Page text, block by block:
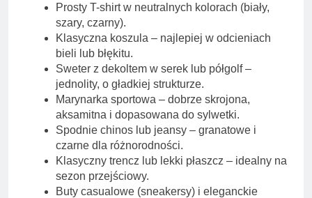
Prosty T-shirt w neutralnych kolorach (biały,
szary, czarny).
Klasyczna koszula – najlepiej w odcieniach
bieli lub błękitu.
Sweter z dekoltem w serek lub półgolf –
jednolity, o gładkiej strukturze.
Marynarka sportowa – dobrze skrojona,
aksamitna i dopasowana do sylwetki.
Spodnie chinos lub jeansy – granatowe i
czarne dla różnorodności.
Klasyczny trencz lub lekki płaszcz – idealny na
sezon przejściowy.
Buty casualowe (sneakersy) i eleganckie